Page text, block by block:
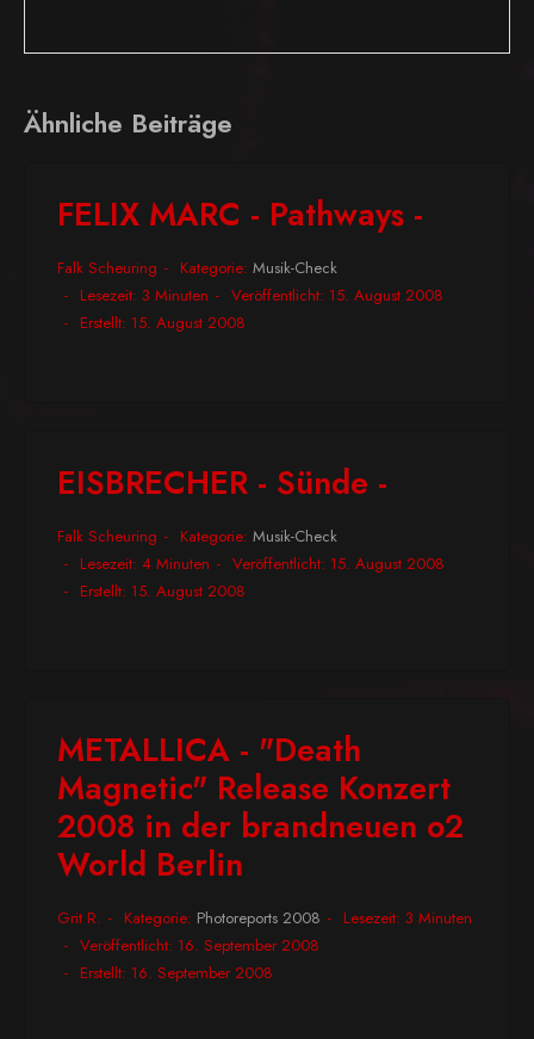
Ähnliche Beiträge
FELIX MARC - Pathways -
Falk Scheuring Kategorie: Musik-Check
Lesezeit: 3 Minuten
Veröffentlicht: 15. August 2008
Erstellt: 15. August 2008
EISBRECHER - Sünde -
Falk Scheuring Kategorie: Musik-Check
Lesezeit: 4 Minuten
Veröffentlicht: 15. August 2008
Erstellt: 15. August 2008
METALLICA - "Death
Magnetic" Release Konzert
2008 in der brandneuen o2
World Berlin
Grit R. Kategorie: Photoreports 2008
Lesezeit: 3 Minuten
Veröffentlicht: 16. September 2008
Erstellt: 16. September 2008